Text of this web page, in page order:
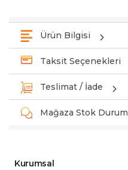
Ürün Bilgisi
Taksit Seçenekleri
Teslimat / İade
Mağaza Stok
Kurumsal